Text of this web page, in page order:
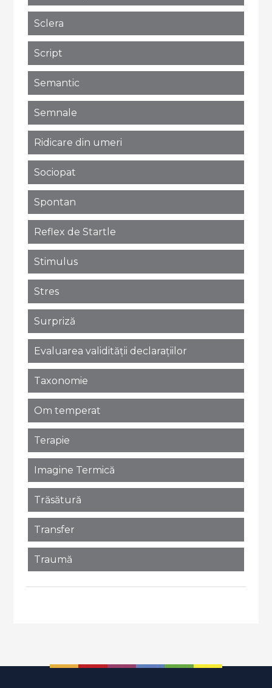
Sclera
Script
Semantic
Semnale
Ridicare din umeri
Sociopat
Spontan
Reflex de Startle
Stimulus
Stres
Surpriză
Evaluarea validității declarațiilor
Taxonomie
Om temperat
Terapie
Imagine Termică
Trăsătură
Transfer
Traumă